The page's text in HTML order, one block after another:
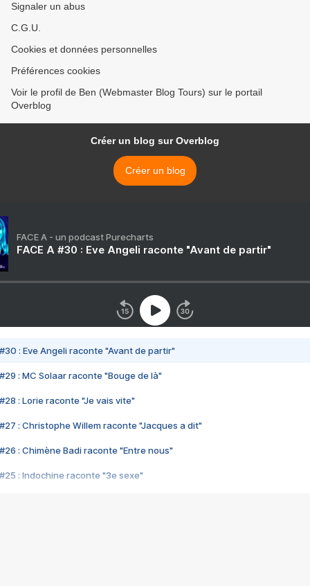
Signaler un abus
C.G.U.
Cookies et données personnelles
Préférences cookies
Voir le profil de Ben (Webmaster Blog Tours) sur le portail
Overblog
Créer un blog sur Overblog
Créer un blog
FACE A - un podcast Purecharts
FACE A #30 : Eve Angeli raconte "Avant de partir"
#30 : Eve Angeli raconte "Avant de partir"
#29 : MC Solaar raconte "Bouge de là"
#28 : Lorie raconte "Je vais vite"
#27 : Christophe Willem raconte "Jacques a dit"
#26 : Chimène Badi raconte "Entre nous"
#25 : Indochine raconte "3e sexe"